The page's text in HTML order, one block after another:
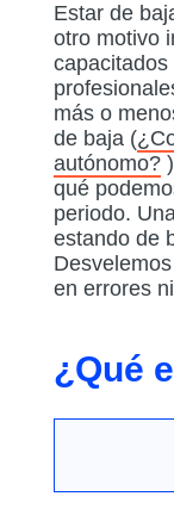
Estar de
otro motivo
más o
de baja (
autónomo?
qué
periodo.
estando de
en errores
¿Qué